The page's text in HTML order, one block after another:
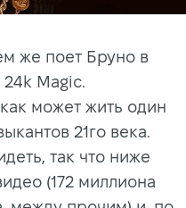
же поет Бруно в
Magic.
может жить один
21го века.
так что ниже
(172 миллиона